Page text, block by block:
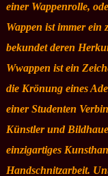
einer Wappenrolle,
Wappen ist immer
bekundet deren
Wwappen ist ein
die Krönung eines
einer Studenten
Künstler und
einzigartiges
Handschnitzarbeit.